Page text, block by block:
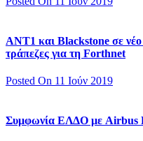
ΑΝΤ1 και Blackstone σε νέο
τράπεζες για τη Forthnet
Posted On 11 Ιούν 2019
Συμφωνία ΕΛΔΟ με Airbus